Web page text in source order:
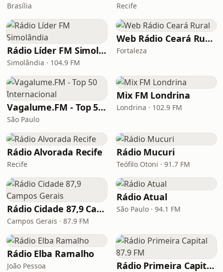
Brasília Recife
Rádio Líder FM Simolândia
Simolândia · 104.9 FM
Web Rádio Ceará Rural
Fortaleza
Vagalume.FM - Top 50 Internacional
São Paulo
Mix FM Londrina
Londrina · 102.9 FM
Rádio Alvorada Recife
Recife
Rádio Mucuri
Teófilo Otoni · 91.7 FM
Rádio Cidade 87,9 Campos Gerais
Campos Gerais · 87.9 FM
Rádio Atual
São Paulo · 94.1 FM
Rádio Elba Ramalho
João Pessoa Rádio Primeira Capital 87.9 FM